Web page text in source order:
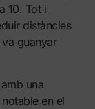
10. Tot i
distàncies
va guanyar
una
en el